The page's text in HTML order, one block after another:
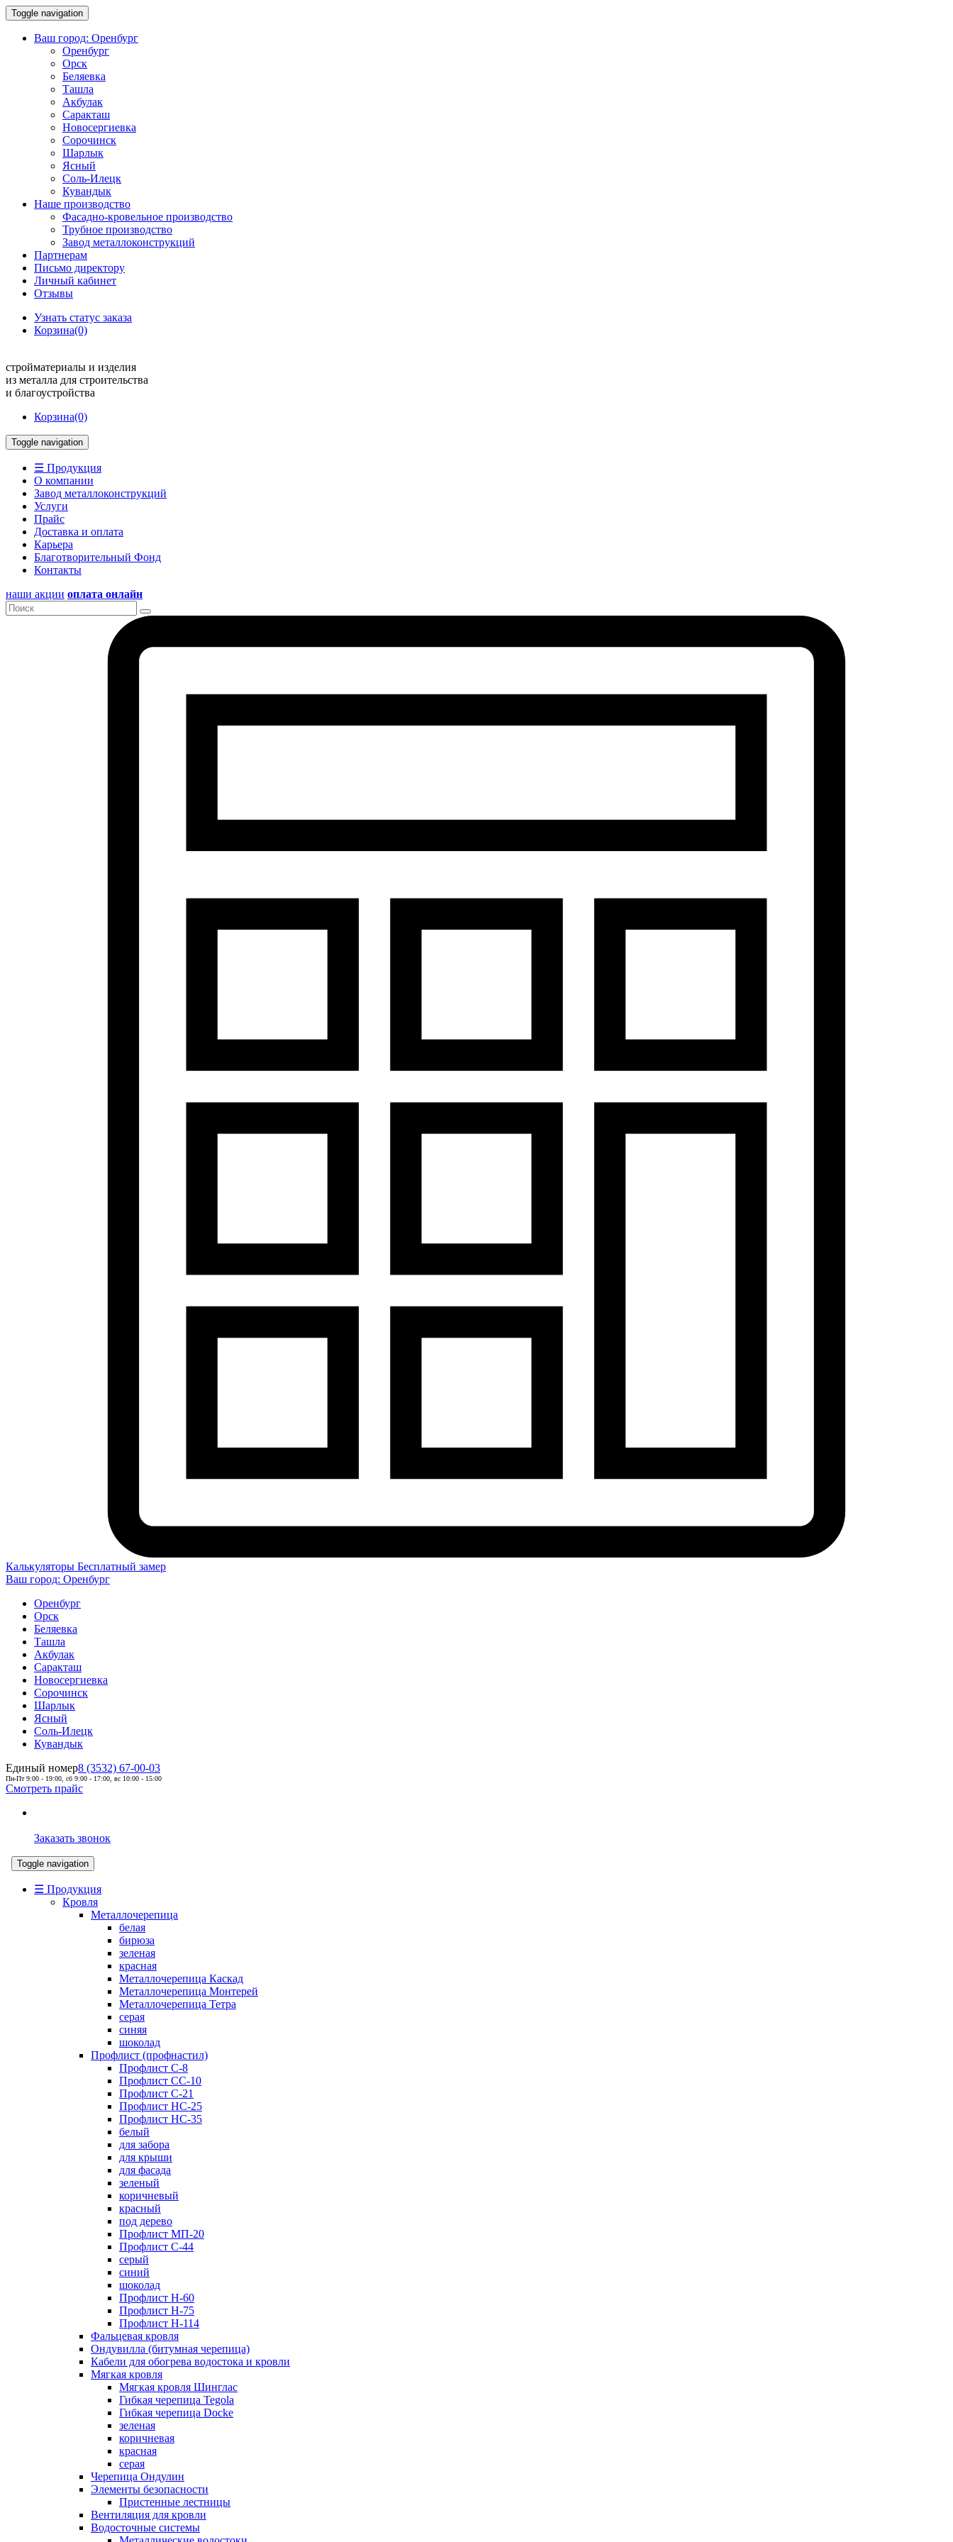
Toggle navigation
Ваш город: Оренбург
Оренбург
Орск
Беляевка
Ташла
Акбулак
Саракташ
Новосергиевка
Сорочинск
Шарлык
Ясный
Соль-Илецк
Кувандык
Наше производство
Фасадно-кровельное производство
Трубное производство
Завод металлоконструкций
Партнерам
Письмо директору
Личный кабинет
Отзывы
Узнать статус заказа
Корзина(0)
стройматериалы и изделия
из металла для строительства
и благоустройства
Корзина(0)
Toggle navigation
☰ Продукция
О компании
Завод металлоконструкций
Услуги
Прайс
Доставка и оплата
Карьера
Благотворительный Фонд
Контакты
наши акции оплата онлайн
Калькуляторы Бесплатный замер
Ваш город: Оренбург
Оренбург
Орск
Беляевка
Ташла
Акбулак
Саракташ
Новосергиевка
Сорочинск
Шарлык
Ясный
Соль-Илецк
Кувандык
Единый номер8 (3532) 67-00-03
Пн-Пт 9:00 - 19:00, сб 9:00 - 17:00, вс 10:00 - 15:00
Смотреть прайс
Заказать звонок
Toggle navigation
☰ Продукция
Кровля
Металлочерепица
белая
бирюза
зеленая
красная
Металлочерепица Каскад
Металлочерепица Монтерей
Металлочерепица Тетра
серая
синяя
шоколад
Профлист (профнастил)
Профлист С-8
Профлист СС-10
Профлист C-21
Профлист НС-25
Профлист НС-35
белый
для забора
для крыши
для фасада
зеленый
коричневый
красный
под дерево
Профлист МП-20
Профлист С-44
серый
синий
шоколад
Профлист Н-60
Профлист Н-75
Профлист H-114
Фальцевая кровля
Ондувилла (битумная черепица)
Кабели для обогрева водостока и кровли
Мягкая кровля
Мягкая кровля Шинглас
Гибкая черепица Tegola
Гибкая черепица Docke
зеленая
коричневая
красная
серая
Черепица Ондулин
Элементы безопасности
Пристенные лестницы
Вентиляция для кровли
Водосточные системы